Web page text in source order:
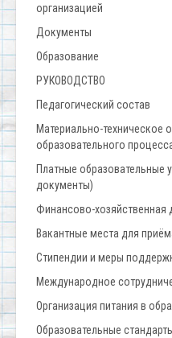
организацией
Документы
Образование
РУКОВОДСТВО
Педагогический состав
Материально-техническое
образовательного
Платные образовательные
документы)
Финансово-хозяйственная
Вакантные места для
Стипендии и меры
Международное
Организация питания в
Образовательные